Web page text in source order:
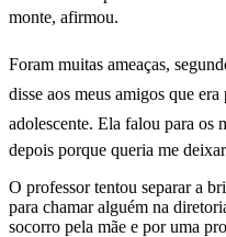
monte, afirmou.
Foram muitas ameaças,
disse aos meus amigos que
adolescente. Ela falou para
depois porque queria me
O professor tentou separar a
para chamar alguém na
socorro pela mãe e por uma